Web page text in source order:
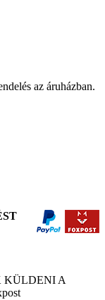
az áruházban.
KÜLDENI A